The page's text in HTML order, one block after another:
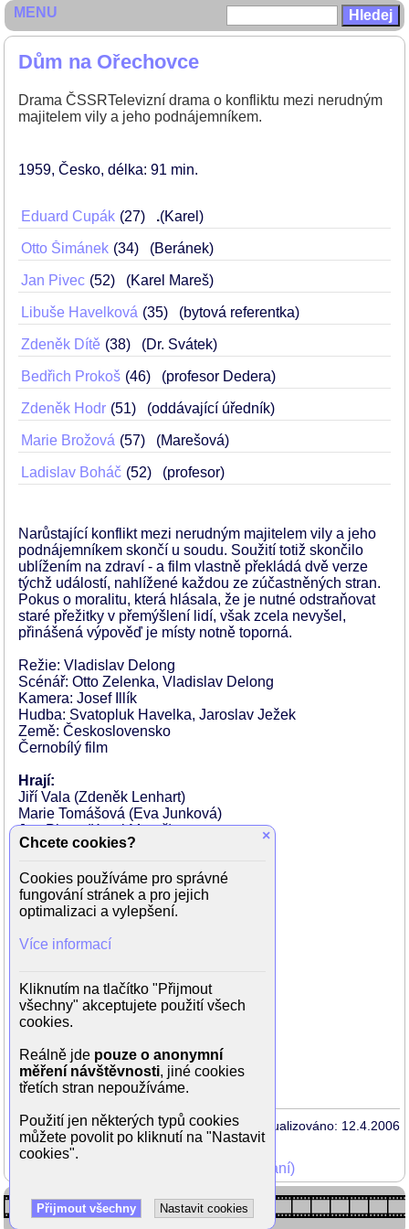
Dům na Ořechovce
Drama ČSSRTelevizní drama o konfliktu mezi nerudným
majitelem vily a jeho podnájemníkem.
1959 Česko délka: 91 min
Eduard Cupák 27 .(Karel)
Otto Šimánek 34 (Beránek)
Jan Pivec 52 (Karel Mareš)
Libuše Havelková 35 (bytová referentka)
Zdeněk Dítě 38 (Dr. Svátek)
Bedřich Prokoš 46 (profesor Dedera)
Zdeněk Hodr 51 (oddávající úředník)
Marie Brožová 57 (Marešová)
Ladislav Boháč 52 (profesor)
Narůstající konflikt mezi nerudným majitelem vily a jeho
podnájemníkem skončí u soudu. Soužití totiž skončilo
ublížením na zdraví - a film vlastně překládá dvě verze
týchž událostí, nahlížené každou ze zúčastněných stran.
Pokus o moralitu, která hlásala, že je nutné odstraňovat
staré přežitky v přemýšlení lidí, však zcela nevyšel,
přinášená výpověď je místy notně toporná.
Režie: Vladislav Delong
Scénář: Otto Zelenka, Vladislav Delong
Kamera: Josef Illík
Hudba: Svatopluk Havelka, Jaroslav Ježek
Země: Československo
Černobílý film
Hrají:
Jiří Vala (Zdeněk Lenhart)
Marie Tomášová (Eva Junková)
Jan Pivec (Karel Mareš)
Marie Brožová (Marešová)
Bedřich Prokoš (profesor Dedera)
Zdeněk Dítě (Dr. Svátek)
Rudolf ml. Deyl (Faigl)
Eduard Cupák (Karel)
Bohuš Hradil (příslušník SNB)
Dagmar Doubravská (Marie)
O. Šlehofer
Libuše Havelková (bytová referentka)
Ivan Palec (manžel na bytovém úřadu)
Aktualizováno: 12.4.2006
Mohli jste vidět v TV (zobrazit starší vysílání)
MENU
×
Chcete cookies?
Cookies používáme pro správné
fungování stránek a pro jejich
optimalizaci a vylepšení.
Více informací
Kliknutím na tlačítko "Přijmout
všechny" akceptujete použití všech
cookies.
Reálně jde pouze o anonymní
měření návštěvnosti, jiné cookies
třetích stran nepoužíváme.
Použití jen některých typů cookies
můžete povolit po kliknutí na "Nastavit
cookies".
Přijmout všechny Nastavit cookies